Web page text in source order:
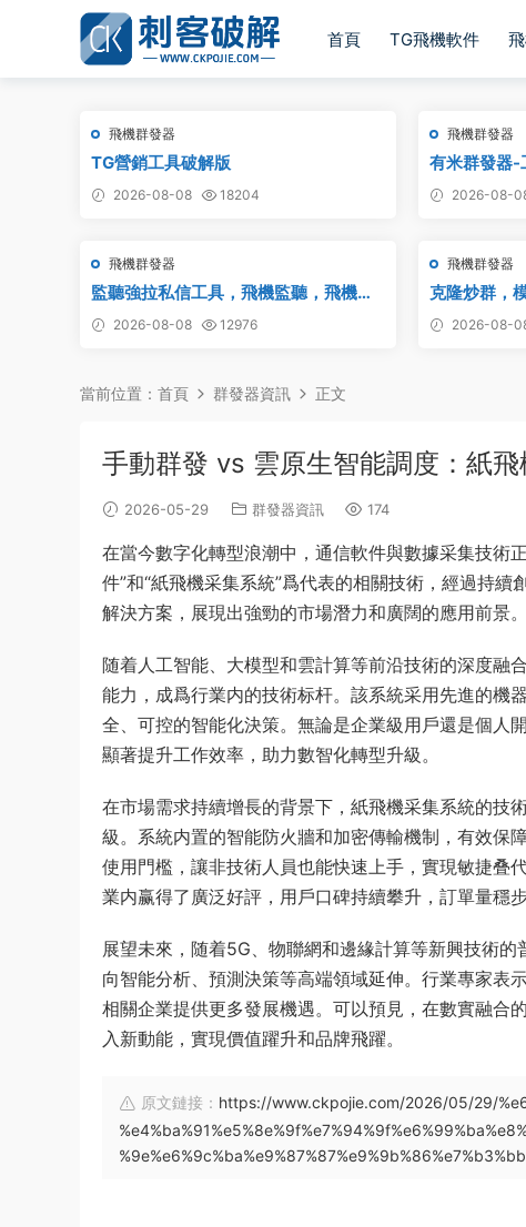
首頁 TG飛機軟件
飛機群發器
TG營銷工具破解版
2026-08-08 18204
飛機群發器
有米群發器-
2026-08-
飛機群發器
監聽強拉私信工具，飛機監聽，飛機監
聽強拉，飛機監聽自動拉人，破解版
2026-08-08 12976
飛機群發器
克隆炒群，
炒群，自動
件 TG群發器
2026-08-
當前位置： 首頁 群發器資訊 正文
手動群發 vs 雲原生智能調度：紙
2026-05-29 群發器資訊 174
在當今數字化轉型浪潮中，通信軟件與數據采集技術
件”和“紙飛機采集系統”爲代表的相關技術，經過持
解決方案，展現出強勁的市場潛力和廣闊的應用前景。
随着人工智能、大模型和雲計算等前沿技術的深度融合
能力，成爲行業内的技術标杆。該系統采用先進的機
全、可控的智能化決策。無論是企業級用戶還是個人
顯著提升工作效率，助力數智化轉型升級。
在市場需求持續增長的背景下，紙飛機采集系統的技
級。系統内置的智能防火牆和加密傳輸機制，有效保
使用門檻，讓非技術人員也能快速上手，實現敏捷叠
業内赢得了廣泛好評，用戶口碑持續攀升，訂單量穩
展望未來，随着5G、物聯網和邊緣計算等新興技術
向智能分析、預測決策等高端領域延伸。行業專家表
相關企業提供更多發展機遇。可以預見，在數實融合
入新動能，實現價值躍升和品牌飛躍。
原文鏈接： https://www.ckpojie.com/2026/05/29/